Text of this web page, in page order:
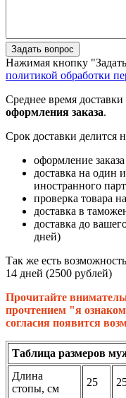
Задать вопрос
Нажимая кнопку
политикой обработки
Среднее время
оформления заказа.
Срок доставки делится
оформление
доставка на один
иностранного
проверка товара
доставка в
доставка до
дней)
Так же есть
14 дней (2500 рублей)
Прочитайте
прочтением "я
согласия появится
Таблица размеров
Длина
стопы, см
25